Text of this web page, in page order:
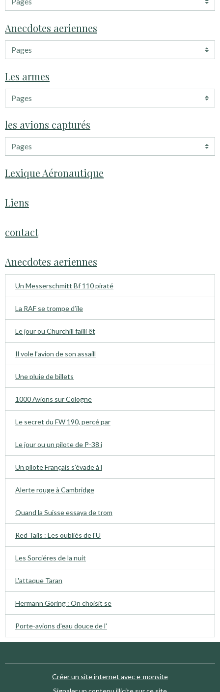
Anecdotes aeriennes
Les armes
les avions capturés
Lexique Aéronautique
Liens
contact
Anecdotes aeriennes
Un Messerschmitt Bf 110 piraté
La RAF se trompe d’ile
Le jour ou Churchill failli êt
Il vole l’avion de son assaill
Une pluie de billets
1000 Avions sur Cologne
Le secret du FW 190, percé par
Le jour ou un pilote de P-38 i
Un pilote Français s’évade à l
Alerte rouge à Cambridge
Quand la Suisse essaya de trom
Red Tails : Les oubliés de l'U
Les Sorciéres de la nuit
L'attaque Taran
Hermann Göring : On choisit se
Porte-avions d'eau douce de l'
Créer un site internet avec e-monsite